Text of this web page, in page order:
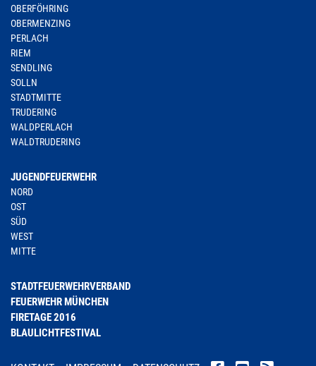
OBERFÖHRING
OBERMENZING
PERLACH
RIEM
SENDLING
SOLLN
STADTMITTE
TRUDERING
WALDPERLACH
WALDTRUDERING
JUGENDFEUERWEHR
NORD
OST
SÜD
WEST
MITTE
STADTFEUERWEHRVERBAND
FEUERWEHR MÜNCHEN
FIRETAGE 2016
BLAULICHTFESTIVAL